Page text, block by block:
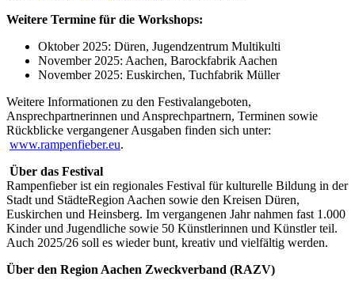
Weitere Termine für die Workshops:
Oktober 2025: Düren, Jugendzentrum Multikulti
November 2025: Aachen, Barockfabrik Aachen
November 2025: Euskirchen, Tuchfabrik Müller
Weitere Informationen zu den Festivalangeboten,
Ansprechpartnerinnen und Ansprechpartnern, Terminen sowie
Rückblicke vergangener Ausgaben finden sich unter:
www.rampenfieber.eu.
Über das Festival
Rampenfieber ist ein regionales Festival für kulturelle Bildung in der
Stadt und StädteRegion Aachen sowie den Kreisen Düren,
Euskirchen und Heinsberg. Im vergangenen Jahr nahmen fast 1.000
Kinder und Jugendliche sowie 50 Künstlerinnen und Künstler teil.
Auch 2025/26 soll es wieder bunt, kreativ und vielfältig werden.
Über den Region Aachen Zweckverband (RAZV)